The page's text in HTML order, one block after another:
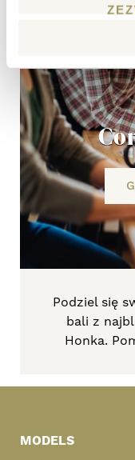
Podziel się
bali z
Honka.
Sidebar
MODELS